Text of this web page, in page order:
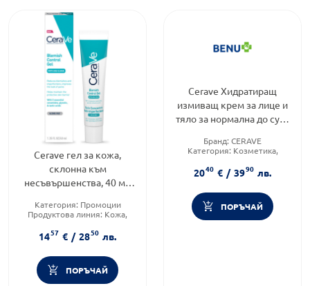
Cerave гел за кожа,
склонна към
несъвършенства, 40 мл
Категория: Промоции
Продуктова линия: Кожа,
несъвършенства
Форма на продукта:гел
1457 € / 2850 лв.
ПОРЪЧАЙ
Cerave Хидратиращ
измиващ крем за лице и
тяло за нормална до суха
598767
Бранд: CERAVE
Категория: Козметика,
Подходящо за:За жени
2040 € / 3990 лв.
ПОРЪЧАЙ